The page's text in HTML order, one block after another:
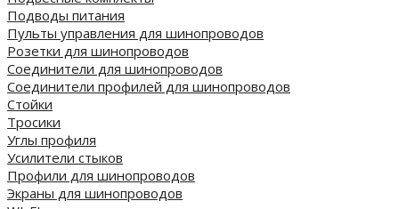
Подводы питания
Пульты управления для шинопроводов
Розетки для шинопроводов
Соединители для шинопроводов
Соединители профилей для шинопроводов
Стойки
Тросики
Углы профиля
Усилители стыков
Профили для шинопроводов
Экраны для шинопроводов